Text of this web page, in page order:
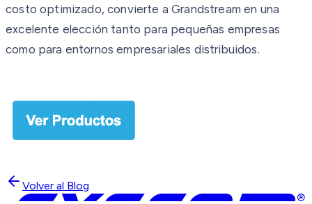
costo optimizado, convierte a Grandstream en una
excelente elección tanto para pequeñas empresas
como para entornos empresariales distribuidos.
Volver al Blog